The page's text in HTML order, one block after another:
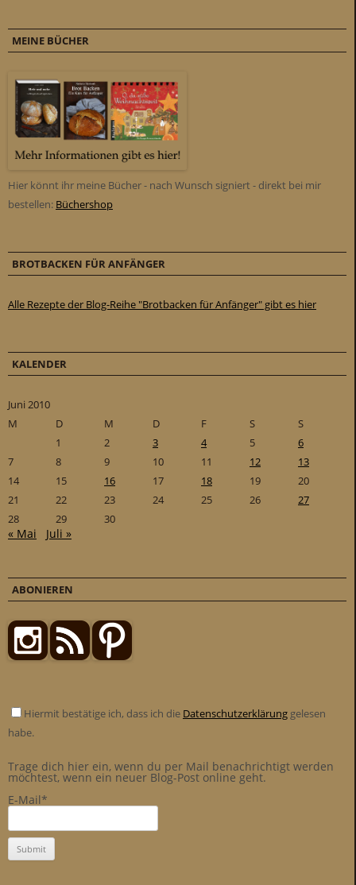
MEINE BÜCHER
Hier könnt ihr meine Bücher - nach Wunsch signiert - direkt bei mir
bestellen: Büchershop
BROTBACKEN FÜR ANFÄNGER
Alle Rezepte der Blog-Reihe "Brotbacken für Anfänger" gibt es hier
KALENDER
Juni 2010
M
D M D F S
S
1
2 3 4 5
6
7
8 9 10 11 12
13
14
15 16 17 18 19
20
21
22 23 24 25 26
27
28
29 30
« Mai Juli »
ABONIEREN
Hiermit bestätige ich, dass ich die Datenschutzerklärung gelesen
habe.
Trage dich hier ein, wenn du per Mail benachrichtigt werden
möchtest, wenn ein neuer Blog-Post online geht.
E-Mail*